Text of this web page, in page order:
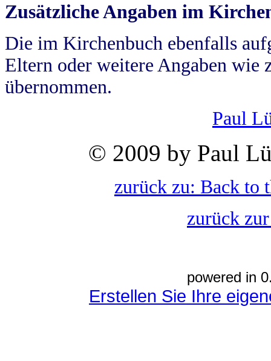
Zusätzliche Angaben im
Die im Kirchenbuch ebenfalls
Eltern oder weitere Angaben wie
übernommen.
Paul
© 2009 by Paul
zurück zu: Back to
zurück
powered in
Erstellen Sie Ihre